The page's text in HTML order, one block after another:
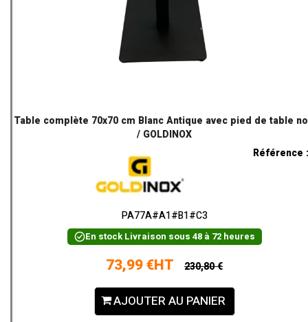
Table complète 70x70 cm Blanc Antique avec pied de table
/ GOLDINOX
Référence :
PA77A#A1#B1#C3
En stockLivraison sous 48 à 72 heures
73,99 €HT 230,80 €
AJOUTER AU PANIER